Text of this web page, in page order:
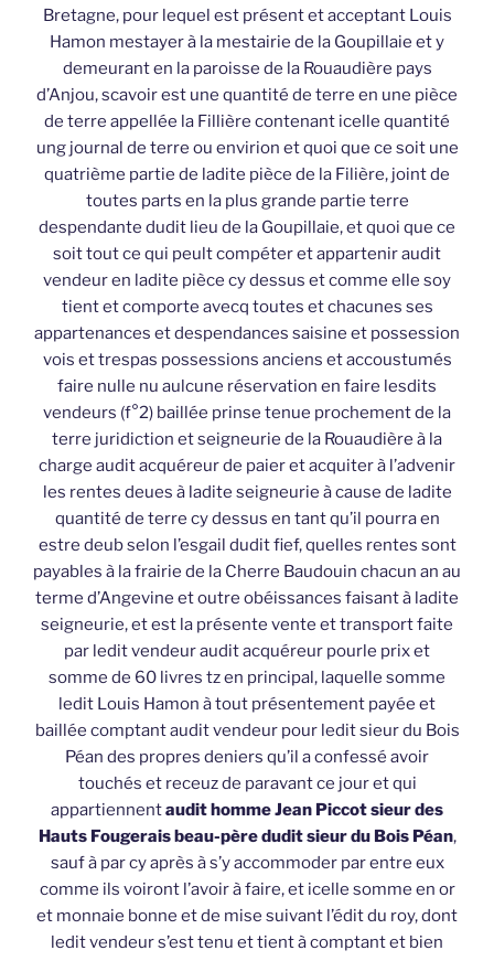
Bretagne, pour lequel est présent et acceptant Louis
Hamon mestayer à la mestairie de la Goupillaie et y
demeurant en la paroisse de la Rouaudière pays
d’Anjou, scavoir est une quantité de terre en une pièce
de terre appellée la Fillière contenant icelle quantité
ung journal de terre ou envirion et quoi que ce soit une
quatrième partie de ladite pièce de la Filière, joint de
toutes parts en la plus grande partie terre
despendante dudit lieu de la Goupillaie, et quoi que ce
soit tout ce qui peult compéter et appartenir audit
vendeur en ladite pièce cy dessus et comme elle soy
tient et comporte avecq toutes et chacunes ses
appartenances et despendances saisine et possession
vois et trespas possessions anciens et accoustumés
faire nulle nu aulcune réservation en faire lesdits
vendeurs (f°2) baillée prinse tenue prochement de la
terre juridiction et seigneurie de la Rouaudière à la
charge audit acquéreur de paier et acquiter à l’advenir
les rentes deues à ladite seigneurie à cause de ladite
quantité de terre cy dessus en tant qu’il pourra en
estre deub selon l’esgail dudit fief, quelles rentes sont
payables à la frairie de la Cherre Baudouin chacun an au
terme d’Angevine et outre obéissances faisant à ladite
seigneurie, et est la présente vente et transport faite
par ledit vendeur audit acquéreur pourle prix et
somme de 60 livres tz en principal, laquelle somme
ledit Louis Hamon à tout présentement payée et
baillée comptant audit vendeur pour ledit sieur du Bois
Péan des propres deniers qu’il a confessé avoir
touchés et receuz de paravant ce jour et qui
appartiennentaudit homme Jean Piccot sieur des
Hauts Fougerais beau-père dudit sieur du Bois Péan,
sauf à par cy après à s’y accommoder par entre eux
comme ils voiront l’avoir à faire, et icelle somme en or
et monnaie bonne et de mise suivant l’édit du roy, dont
ledit vendeur s’est tenu et tient à comptant et bien